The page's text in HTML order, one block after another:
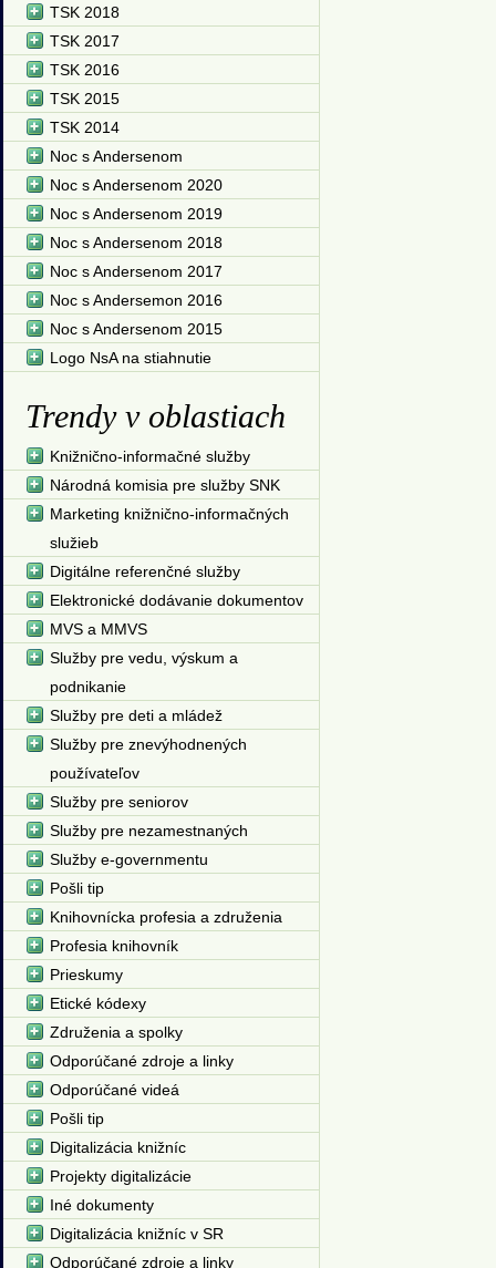
TSK 2018
TSK 2017
TSK 2016
TSK 2015
TSK 2014
Noc s Andersenom
Noc s Andersenom 2020
Noc s Andersenom 2019
Noc s Andersenom 2018
Noc s Andersenom 2017
Noc s Andersemon 2016
Noc s Andersenom 2015
Logo NsA na stiahnutie
Trendy v oblastiach
Knižnično-informačné služby
Národná komisia pre služby SNK
Marketing knižnično-informačných
služieb
Digitálne referenčné služby
Elektronické dodávanie dokumentov
MVS a MMVS
Služby pre vedu, výskum a
podnikanie
Služby pre deti a mládež
Služby pre znevýhodnených
používateľov
Služby pre seniorov
Služby pre nezamestnaných
Služby e-governmentu
Pošli tip
Knihovnícka profesia a združenia
Profesia knihovník
Prieskumy
Etické kódexy
Združenia a spolky
Odporúčané zdroje a linky
Odporúčané videá
Pošli tip
Digitalizácia knižníc
Projekty digitalizácie
Iné dokumenty
Digitalizácia knižníc v SR
Odporúčané zdroje a linky